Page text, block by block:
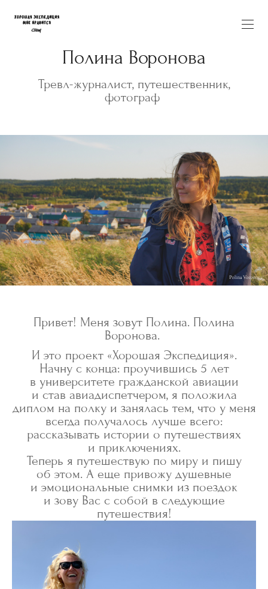
Полина Воронова
Тревл-журналист, путешественник,
фотограф
Привет! Меня зовут Полина. Полина
Воронова.
И это проект «Хорошая Экспедиция».
Начну с конца: проучившись 5 лет
в университете гражданской авиации
и став авиадиспетчером, я положила
диплом на полку и занялась тем, что у меня
всегда получалось лучше всего:
рассказывать истории о путешествиях
и приключениях.
Теперь я путешествую по миру и пишу
об этом. А еще привожу душевные
и эмоциональные снимки из поездок
и зову Вас с собой в следующие
путешествия!